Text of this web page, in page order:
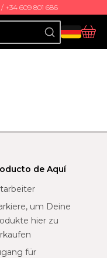
609 801 686
de Aquí
um Deine
hier zu
für